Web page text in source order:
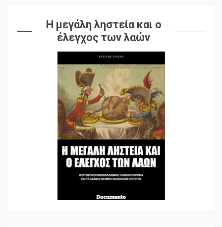
Η μεγάλη ληστεία και ο
έλεγχος των λαών